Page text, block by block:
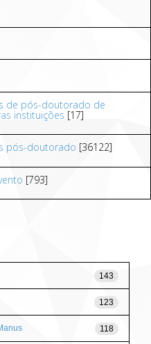
de pós-doutorado de
instituições [17]
pós-doutorado [36122]
[793]
143
123
118